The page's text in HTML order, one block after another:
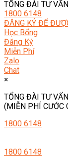
TỔNG ĐÀI TƯ
1800 6148
ĐĂNG KÝ ĐỂ
Học Bổng
Đăng Ký
Miễn Phí
Zalo
Chat
×
TỔNG ĐÀI TƯ VẤN
(MIỄN PHÍ CƯỚC
1800 6148
1800 6148